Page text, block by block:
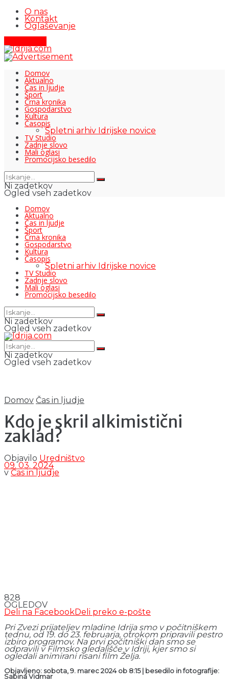
O nas
Kontakt
Oglaševanje
Domov
Aktualno
Čas in ljudje
Šport
Črna kronika
Gospodarstvo
Kultura
Časopis
Spletni arhiv Idrijske novice
TV Studio
Zadnje slovo
Mali oglasi
Promocijsko besedilo
Ni zadetkov
Ogled vseh zadetkov
Domov
Aktualno
Čas in ljudje
Šport
Črna kronika
Gospodarstvo
Kultura
Časopis
Spletni arhiv Idrijske novice
TV Studio
Zadnje slovo
Mali oglasi
Promocijsko besedilo
Ni zadetkov
Ogled vseh zadetkov
Ni zadetkov
Ogled vseh zadetkov
Domov Čas in ljudje
Kdo je skril alkimistični
zaklad?
Objavilo Uredništvo
09. 03. 2024
v Čas in ljudje
828
OGLEDOV
Deli na FacebookDeli preko e-pošte
Pri Zvezi prijateljev mladine Idrija smo v počitniškem
tednu, od 19. do 23. februarja, otrokom pripravili pestro
izbiro programov. Na prvi počitniški dan smo se
odpravili v Filmsko gledališče v Idriji, kjer smo si
ogledali animirani risani film Želja.
Objavljeno: sobota, 9. marec 2024 ob 8:15 | besedilo in fotografije:
Sabina Vidmar